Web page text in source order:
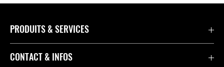
PRODUITS & SERVICES
Accessoires & Pièces
CONTACT & INFOS